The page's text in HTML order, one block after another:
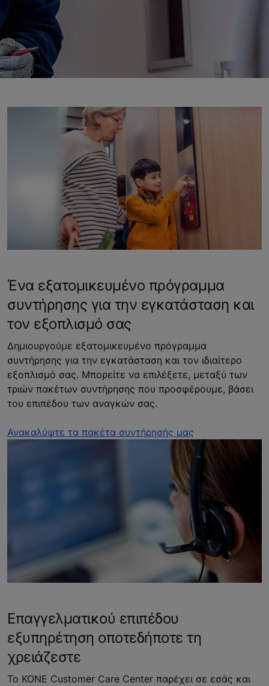
Ένα εξατομικευμένο πρόγραμμα
συντήρησης για την εγκατάσταση και
τον εξοπλισμό σας
Δημιουργούμε εξατομικευμένο πρόγραμμα
συντήρησης για την εγκατάσταση και τον ιδιαίτερο
εξοπλισμό σας. Μπορείτε να επιλέξετε, μεταξύ των
τριών πακέτων συντήρησης που προσφέρουμε, βάσει
του επιπέδου των αναγκών σας.
Ανακαλύψτε τα πακέτα συντήρησής μας
Επαγγελματικού επιπέδου
εξυπηρέτηση οποτεδήποτε τη
χρειάζεστε
Το KONE Customer Care Center παρέχει σε εσάς και